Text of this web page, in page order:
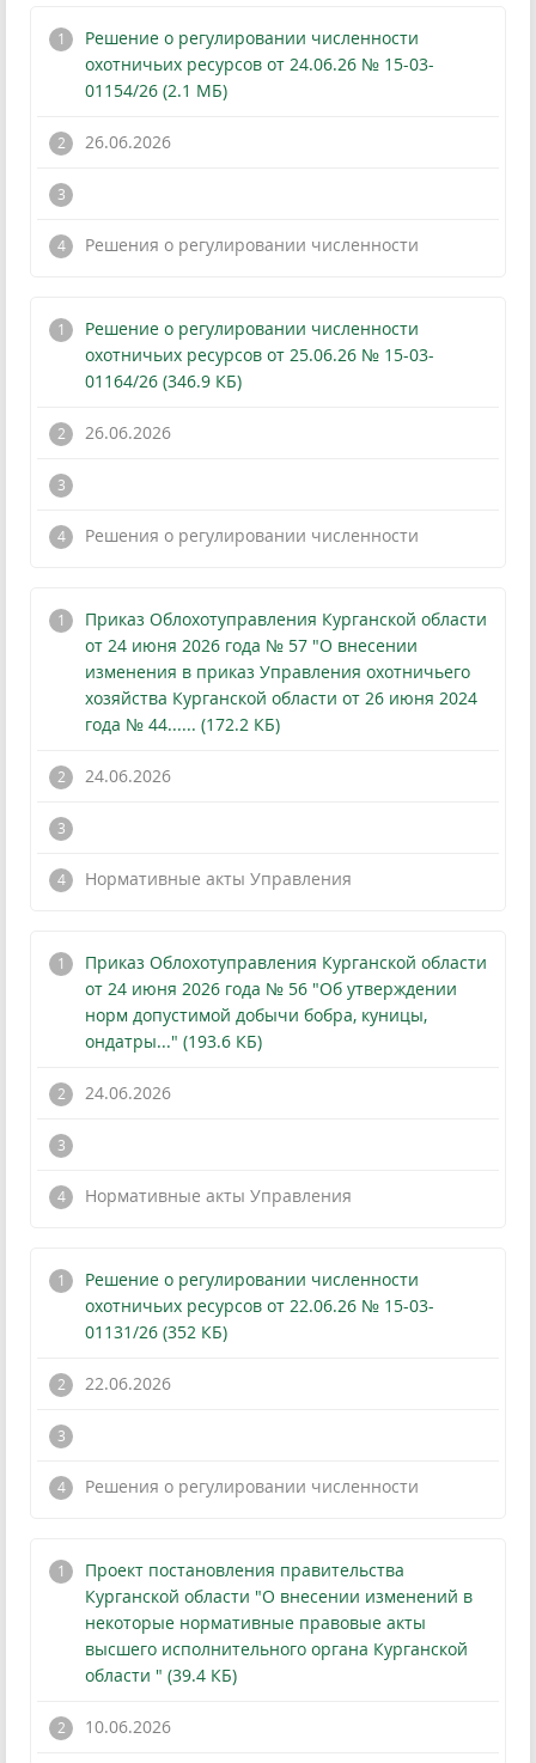
Решение о регулировании численности
охотничьих ресурсов от 24.06.26 № 15-03-
01154/26 (2.1 МБ)
26.06.2026
Решения о регулировании численности
Решение о регулировании численности
охотничьих ресурсов от 25.06.26 № 15-03-
01164/26 (346.9 КБ)
26.06.2026
Решения о регулировании численности
Приказ Облохотуправления Курганской области
от 24 июня 2026 года № 57 "О внесении
изменения в приказ Управления охотничьего
хозяйства Курганской области от 26 июня 2024
года № 44...... (172.2 КБ)
24.06.2026
Нормативные акты Управления
Приказ Облохотуправления Курганской области
от 24 июня 2026 года № 56 "Об утверждении
норм допустимой добычи бобра, куницы,
ондатры..." (193.6 КБ)
24.06.2026
Нормативные акты Управления
Решение о регулировании численности
охотничьих ресурсов от 22.06.26 № 15-03-
01131/26 (352 КБ)
22.06.2026
Решения о регулировании численности
Проект постановления правительства
Курганской области "О внесении изменений в
некоторые нормативные правовые акты
высшего исполнительного органа Курганской
области " (39.4 КБ)
10.06.2026